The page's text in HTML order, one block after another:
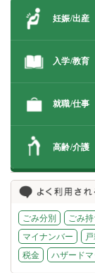
妊娠/出産
入学/教育
就職/仕事
高齢/介護
ごみ分別 ごみ
マイナンバー
税金
ハザード